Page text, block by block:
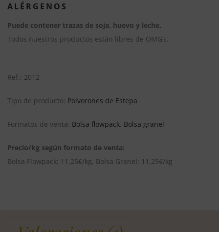
ALÉRGENOS
Puede contener trazas de soja, huevo y leche.
Todos nuestros productos están libres de OMG’s.
Ref.: 2012
Tipo de producto: Polvorones de Estepa
Formatos de venta: Bolsa flowpack, Bolsa granel
Precio/kg según formato de venta:
Bolsa Flowpack: 11,25€/kg, Bolsa Granel: 11,25€/kg